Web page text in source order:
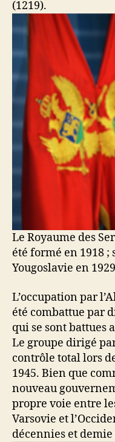
(1219).
Le Royaume des
été formé en 1918 ;
Yougoslavie en
L’occupation par
été combattue par
qui se sont battues
Le groupe dirigé
contrôle total lors
1945. Bien que
nouveau
propre voie entre
Varsovie et
décennies et